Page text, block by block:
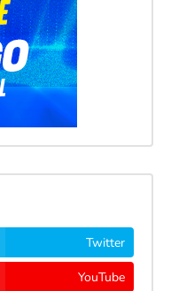
Twitter
YouTube